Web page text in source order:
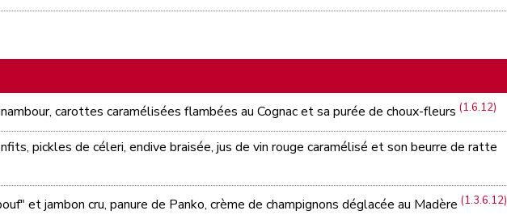
carottes caramélisées flambées au Cognac et sa purée de choux-fleurs (1.6.12)
pickles de céleri, endive braisée, jus de vin rouge caramélisé et son beurre de ratte
et jambon cru, panure de Panko, crème de champignons déglacée au Madère (1.3.6.12)